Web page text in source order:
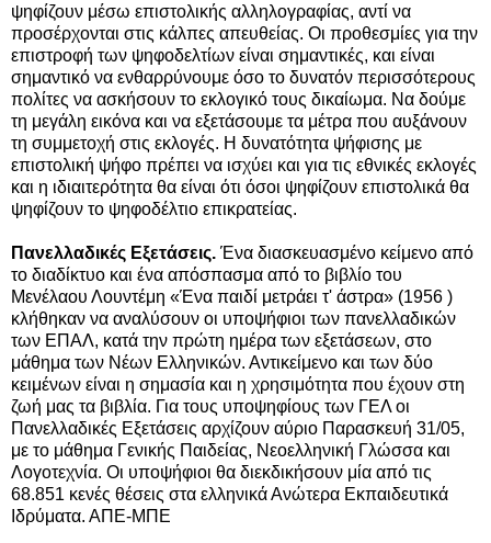
ψηφίζουν μέσω επιστολικής αλληλογραφίας, αντί να
προσέρχονται στις κάλπες απευθείας. Οι προθεσμίες για την
επιστροφή των ψηφοδελτίων είναι σημαντικές, και είναι
σημαντικό να ενθαρρύνουμε όσο το δυνατόν περισσότερους
πολίτες να ασκήσουν το εκλογικό τους δικαίωμα. Να δούμε
τη μεγάλη εικόνα και να εξετάσουμε τα μέτρα που αυξάνουν
τη συμμετοχή στις εκλογές. Η δυνατότητα ψήφισης με
επιστολική ψήφο πρέπει να ισχύει και για τις εθνικές εκλογές
και η ιδιαιτερότητα θα είναι ότι όσοι ψηφίζουν επιστολικά θα
ψηφίζουν το ψηφοδέλτιο επικρατείας.
Πανελλαδικές Εξετάσεις. Ένα διασκευασμένο κείμενο από
το διαδίκτυο και ένα απόσπασμα από το βιβλίο του
Μενέλαου Λουντέμη «Ένα παιδί μετράει τ' άστρα» (1956 )
κλήθηκαν να αναλύσουν οι υποψήφιοι των πανελλαδικών
των ΕΠΑΛ, κατά την πρώτη ημέρα των εξετάσεων, στο
μάθημα των Νέων Ελληνικών. Αντικείμενο και των δύο
κειμένων είναι η σημασία και η χρησιμότητα που έχουν στη
ζωή μας τα βιβλία. Για τους υποψηφίους των ΓΕΛ οι
Πανελλαδικές Εξετάσεις αρχίζουν αύριο Παρασκευή 31/05,
με το μάθημα Γενικής Παιδείας, Νεοελληνική Γλώσσα και
Λογοτεχνία. Οι υποψήφιοι θα διεκδικήσουν μία από τις
68.851 κενές θέσεις στα ελληνικά Ανώτερα Εκπαιδευτικά
Ιδρύματα. ΑΠΕ-ΜΠΕ